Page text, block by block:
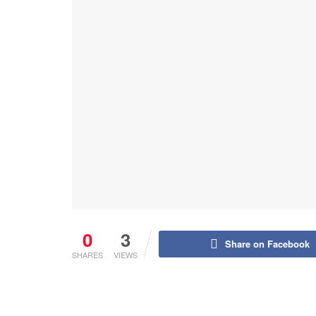
0
SHARES
3
VIEWS
Share on Facebook